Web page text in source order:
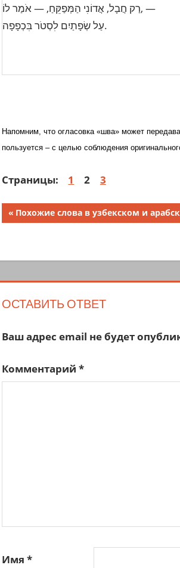
רַק חֲבָל, אֲדוֹנִי הַמְּפַקֵּחַ, — אֹמַר לוֹ, —
עַל שְׂפָתַיִם לִסְטֹר בִּכְפָפָה.
Напомним, что огласовка «шва» может
пользуется – с целью соблюдения
Страницы: 1 2 3
Навигация
записям
Предыдущая
запись;
Похожие слова в узбекском и
ОСТАВИТЬ ОТВЕТ
Ваш адрес email не будет
Комментарий *
Имя *